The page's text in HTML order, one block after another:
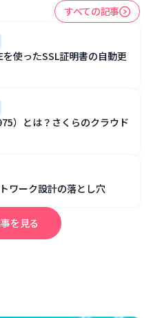
すべての記事
使ったSSL証明書の自動更
）とは？さくらのクラウド
ワーク設計の落とし穴
を見る